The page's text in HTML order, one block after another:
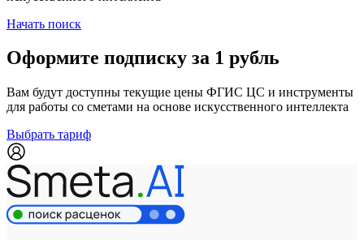
Начать поиск
Оформите подписку за 1 рубль
Вам будут доступны текущие цены ФГИС ЦС и инструменты
для работы со сметами на основе искусственного интеллекта
Выбрать тариф